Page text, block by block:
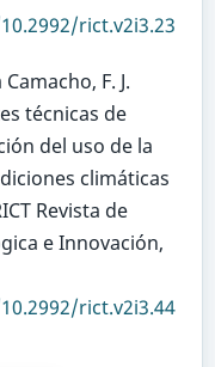
rict.v2i3.23
F. J.
técnicas de
del uso de la
climáticas
Revista de
e Innovación,
rict.v2i3.44